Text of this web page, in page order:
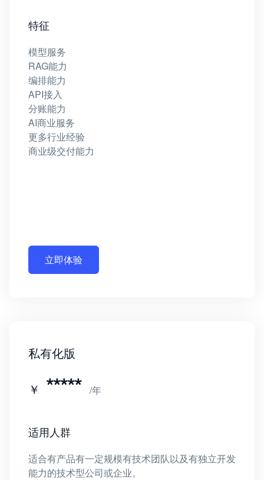
特征
模型服务
RAG能力
编排能力
API接入
分账能力
AI商业服务
更多行业经验
商业级交付能力
立即体验
私有化版
￥ ***** /年
适用人群
适合有产品有一定规模有技术团队以及有独立开发
能力的技术型公司或企业。